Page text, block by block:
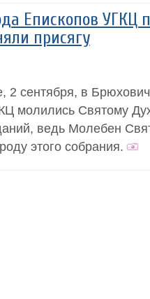
Епископов УГКЦ
присягу
2 сентября, в
молились Святому
ведь Молебен
этого собрания.